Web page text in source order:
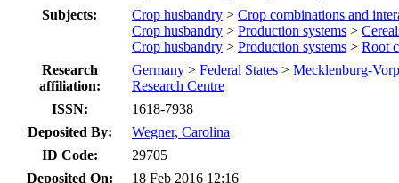
Subjects:
Crop husbandry > Crop combinations and
Crop husbandry > Production systems >
Crop husbandry > Production systems > Root
Research
affiliation:
Germany > Federal States > Mecklenburg-
Research Centre
ISSN:
1618-7938
Deposited By:
Wegner, Carolina
ID Code:
29705
Deposited On:
18 Feb 2016 12:16